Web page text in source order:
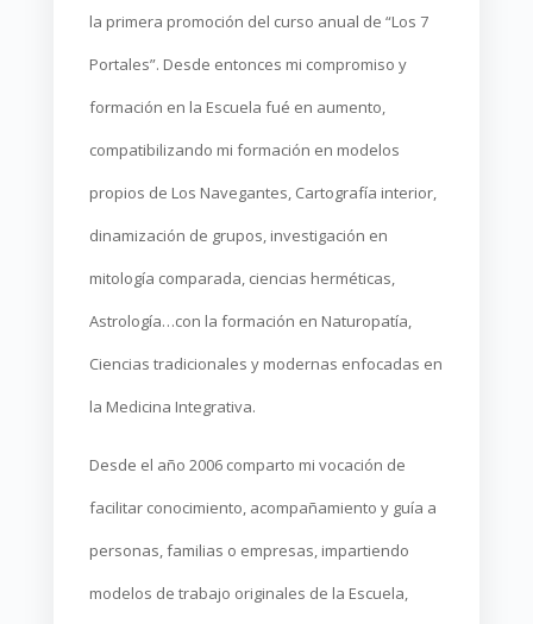
la primera promoción del curso anual de “Los 7
Portales”. Desde entonces mi compromiso y
formación en la Escuela fué en aumento,
compatibilizando mi formación en modelos
propios de Los Navegantes, Cartografía interior,
dinamización de grupos, investigación en
mitología comparada, ciencias herméticas,
Astrología…con la formación en Naturopatía,
Ciencias tradicionales y modernas enfocadas en
la Medicina Integrativa.
Desde el año 2006 comparto mi vocación de
facilitar conocimiento, acompañamiento y guía a
personas, familias o empresas, impartiendo
modelos de trabajo originales de la Escuela,